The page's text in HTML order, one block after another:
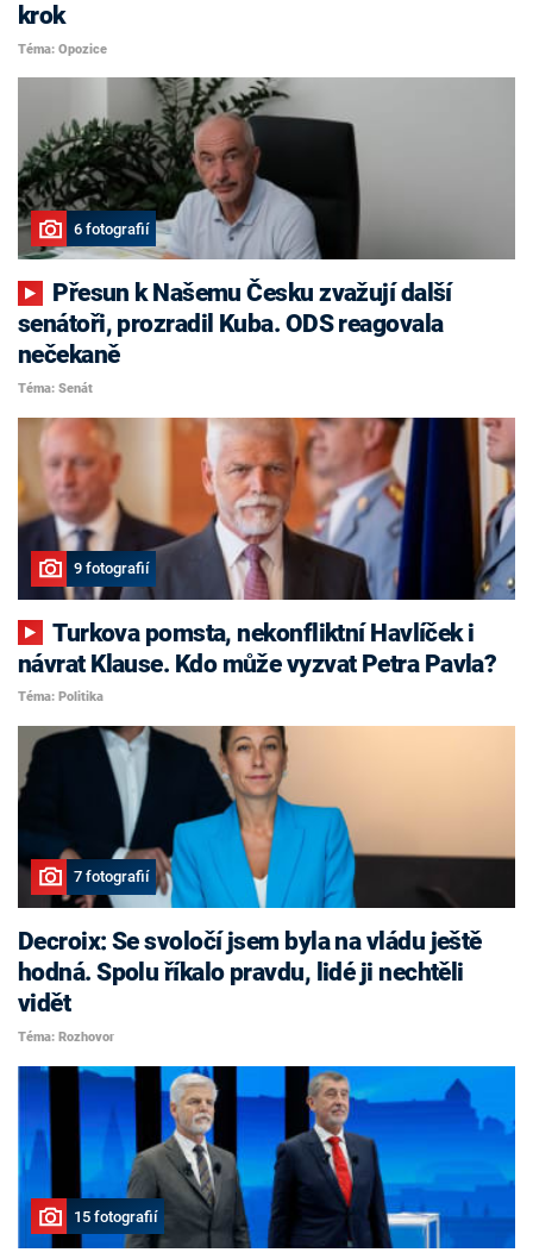
krok
Téma: Opozice
6 fotografií
senátoři, prozradil Kuba. ODS reagovala
nečekaně
Téma: Senát
9 fotografií
Turkova pomsta, nekonfliktní Havlíček i
návrat Klause. Kdo může vyzvat Petra Pavla?
Téma: Politika
7 fotografií
Decroix: Se svoločí jsem byla na vládu ještě
hodná. Spolu říkalo pravdu, lidé ji nechtěli
vidět
Téma: Rozhovor
15 fotografií